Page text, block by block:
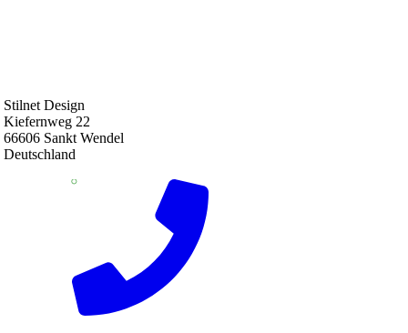
Stilnet Design
Kiefernweg 22
66606 Sankt Wendel
Deutschland